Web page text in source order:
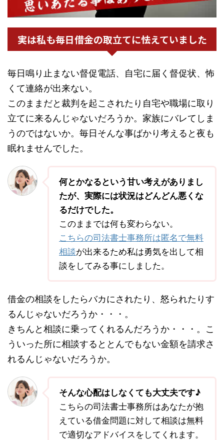
実は私も毎日借金の取立てに怯えていました
毎日鳴り止まない督促電話、自宅に届く督促状、怖
くて連絡が出来ない。
このままだと裁判を起こされたり自宅や職場に取り
立てに来るんじゃないだろうか。家族にバレてしま
うのではないか。毎日そんな事ばかり考えると夜も
眠れませんでした。
何とかなるという甘い考えがありまし
たが、実際には状況はどんどん悪くな
るだけでした。
このままでは何も変わらない。
こちらの司法書士事務所は匿名で無料
相談が出来るため私は勇気を出して相
談をしてみる事にしました。
借金の相談をしたらバカにされたり、怒られたりす
るんじゃないだろうか・・・。
きちんと相談に乗ってくれるんだろうか・・・。こ
ういった所に相談するととんでもない金額を請求さ
れるんじゃないだろうか。
そんな心配はしなくても大丈夫です♪
こちらの司法書士事務所はあなたが抱
えている借金問題に対して相談は無料
で適切なアドバイスをしてくれます。